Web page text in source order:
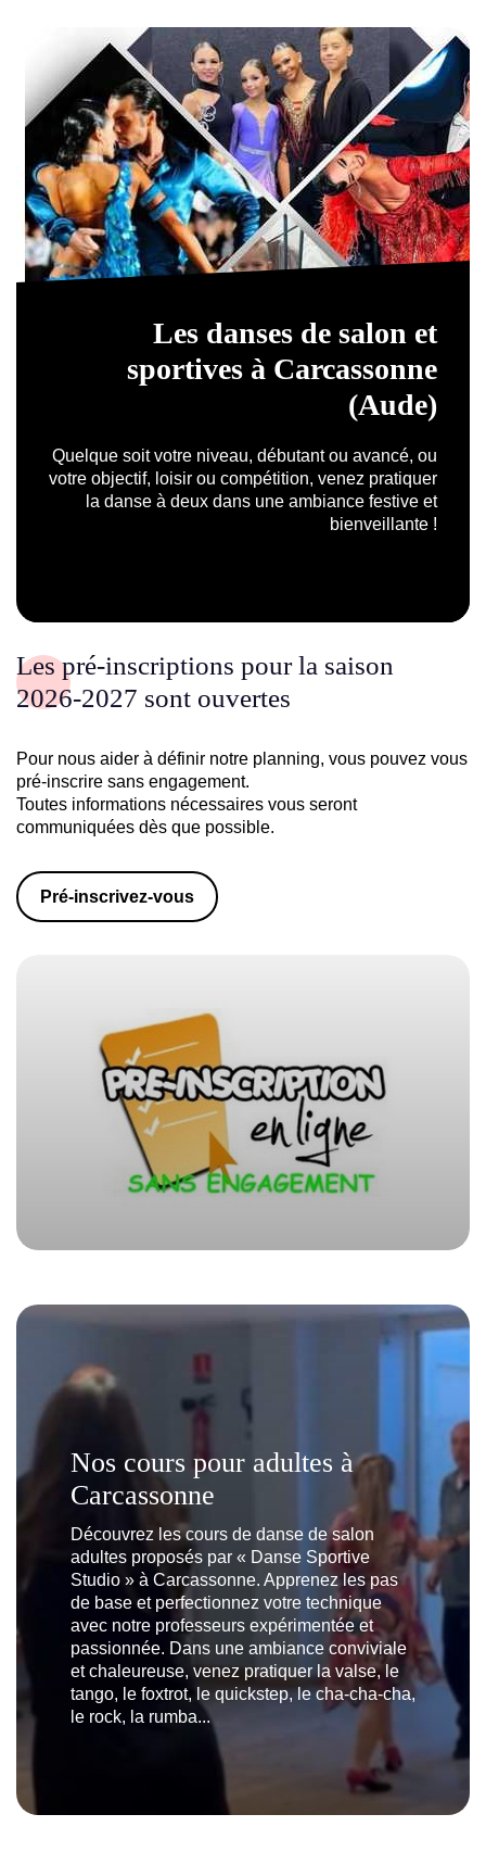
Les danses de salon et
sportives à Carcassonne
(Aude)
Quelque soit votre niveau, débutant ou avancé, ou
votre objectif, loisir ou compétition, venez pratiquer
la danse à deux dans une ambiance festive et
bienveillante !
Les pré-inscriptions pour la saison
2026-2027 sont ouvertes
Pour nous aider à définir notre planning, vous pouvez vous
pré-inscrire sans engagement.
Toutes informations nécessaires vous seront
communiquées dès que possible.
Pré-inscrivez-vous
2026-2027 sont ouvertes
Nos cours pour adultes à
Carcassonne
Découvrez les cours de danse de salon
adultes proposés par « Danse Sportive
Studio » à Carcassonne. Apprenez les pas
de base et perfectionnez votre technique
avec notre professeurs expérimentée et
passionnée. Dans une ambiance conviviale
et chaleureuse, venez pratiquer la valse, le
tango, le foxtrot, le quickstep, le cha-cha-cha,
le rock, la rumba...